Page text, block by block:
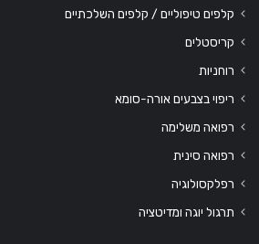
קלפים טיפוליים / קלפים השלכתיים
קריסטלים
רוחניות
ריפוי בצבעים אורה-סומא
רפואה משלימה
רפואה סינית
רפלקסולוגיה
תרגול יוגה ומדיטציה